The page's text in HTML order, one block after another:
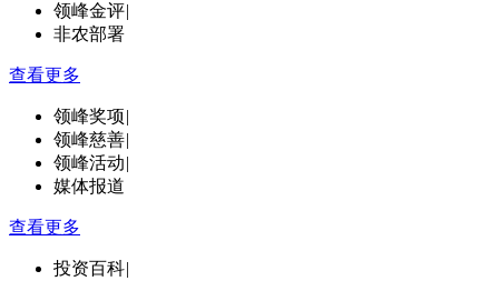
领峰金评|
非农部署
查看更多
领峰奖项|
领峰慈善|
领峰活动|
媒体报道
查看更多
投资百科|